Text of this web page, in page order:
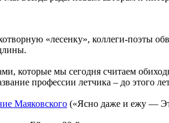
«лесенку», коллеги-поэты
которые мы сегодня считаем
профессии летчика – до этого
Маяковского («Ясно даже и ежу —